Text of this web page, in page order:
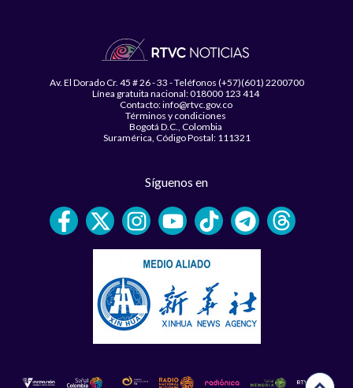
Av. El Dorado Cr. 45 # 26 - 33 - Teléfonos (+57)(601) 2200700
Línea gratuita nacional: 018000 123 414
Contacto: info@rtvc.gov.co
Términos y condiciones
Bogotá D.C., Colombia
Suramérica, Código Postal: 111321
Síguenos en